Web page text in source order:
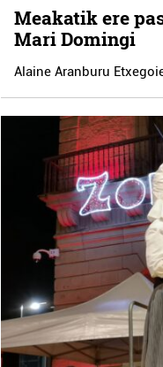
Meakatik ere
Mari Domingi
Alaine Aranburu